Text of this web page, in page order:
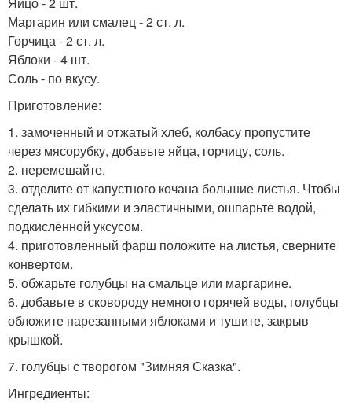
Маргарин или смалец - 2 ст. л.
Горчица - 2 ст. л.
Яблоки - 4 шт.
Соль - по вкусу.
Приготовление:
1. замоченный и отжатый хлеб, колбасу пропустите
через мясорубку, добавьте яйца, горчицу, соль.
2. перемешайте.
3. отделите от капустного кочана большие листья. Чтобы
сделать их гибкими и эластичными, ошпарьте водой,
подкислённой уксусом.
4. приготовленный фарш положите на листья, сверните
конвертом.
5. обжарьте голубцы на смальце или маргарине.
6. добавьте в сковороду немного горячей воды, голубцы
обложите нарезанными яблоками и тушите, закрыв
крышкой.
7. голубцы с творогом "Зимняя Сказка".
Ингредиенты: